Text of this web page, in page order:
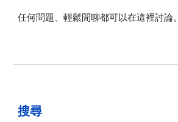
任何問題、輕鬆閒聊都可以在這裡討論。
搜尋